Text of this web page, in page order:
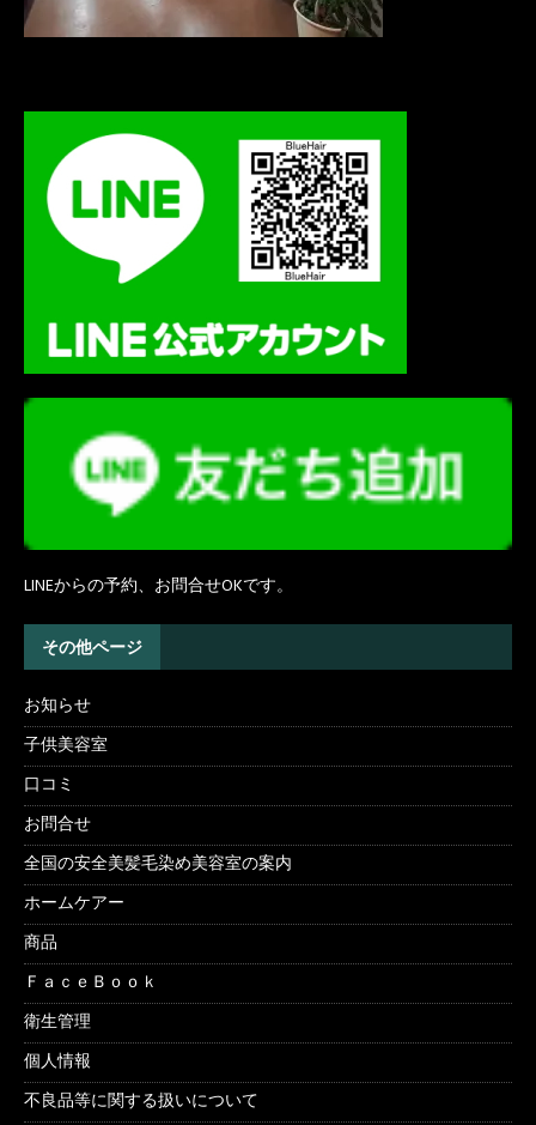
LINEからの予約、お問合せOKです。
その他ページ
お知らせ
子供美容室
口コミ
お問合せ
全国の安全美髪毛染め美容室の案内
ホームケアー
商品
ＦａｃｅＢｏｏｋ
衛生管理
個人情報
不良品等に関する扱いについて